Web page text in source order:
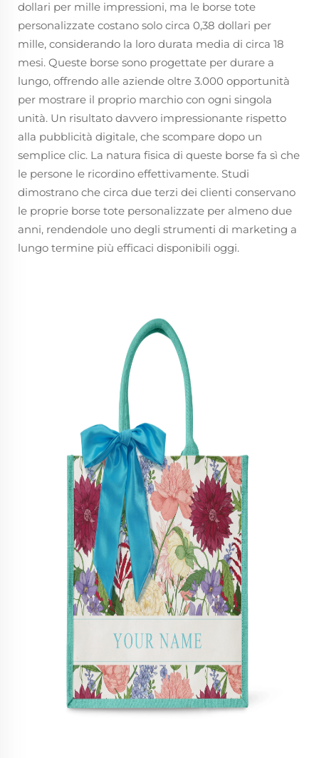
dollari per mille impressioni, ma le borse tote
personalizzate costano solo circa 0,38 dollari per
mille, considerando la loro durata media di circa 18
mesi. Queste borse sono progettate per durare a
lungo, offrendo alle aziende oltre 3.000 opportunità
per mostrare il proprio marchio con ogni singola
unità. Un risultato davvero impressionante rispetto
alla pubblicità digitale, che scompare dopo un
semplice clic. La natura fisica di queste borse fa sì che
le persone le ricordino effettivamente. Studi
dimostrano che circa due terzi dei clienti conservano
le proprie borse tote personalizzate per almeno due
anni, rendendole uno degli strumenti di marketing a
lungo termine più efficaci disponibili oggi.